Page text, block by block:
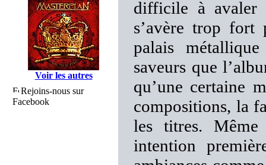
Voir les autres
Rejoins-nous sur
Facebook
difficile à avaler
s’avère trop fort
palais
saveurs que
qu’une certaine
compositions, la
les titres.
intention